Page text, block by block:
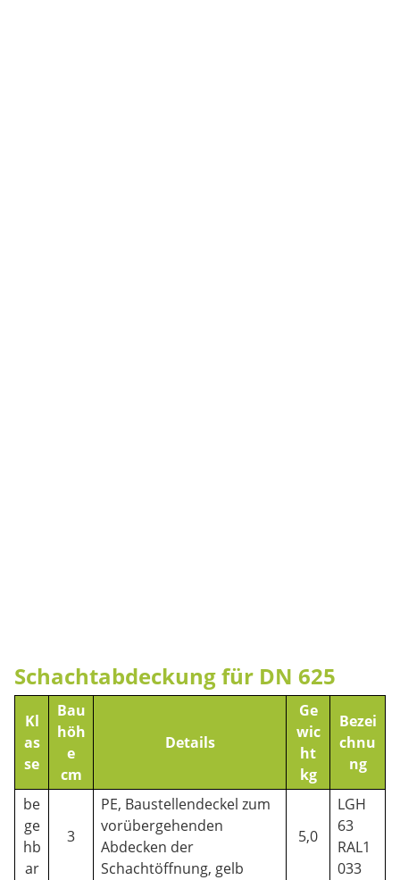
Schachtabdeckung für DN 625
Kl
as
se
Bau
höh
e
cm
Details
Ge
wic
ht
kg
Bezei
chnu
ng
be
ge
hb
ar
3
PE, Baustellendeckel zum
vorübergehenden
Abdecken der
Schachtöffnung, gelb
5,0
LGH
63
RAL1
033